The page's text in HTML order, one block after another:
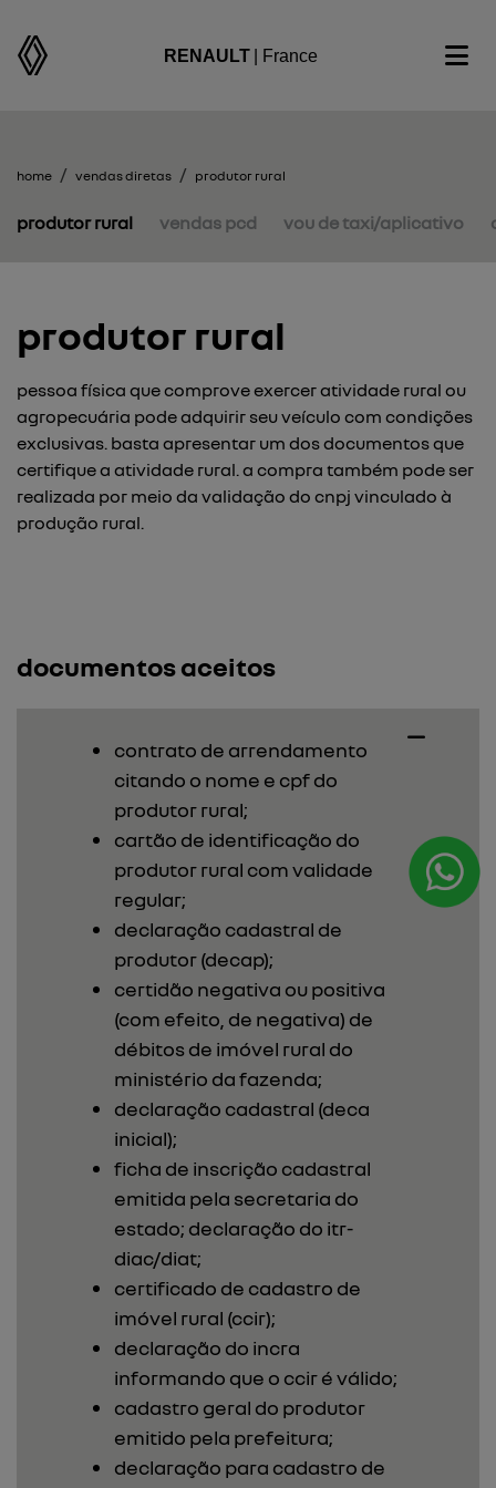
RENAULT | France
home vendas diretas produtor rural
vendas pcd vou de taxi/aplicativo
produtor rural
produtor rural
pessoa física que comprove exercer atividade rural ou
agropecuária pode adquirir seu veículo com condições
exclusivas. basta apresentar um dos documentos que
certifique a atividade rural. a compra também pode ser
realizada por meio da validação do cnpj vinculado à
produção rural.
documentos aceitos
contrato de arrendamento
citando o nome e cpf do
produtor rural;
cartão de identificação do
produtor rural com validade
regular;
declaração cadastral de
produtor (decap);
certidão negativa ou positiva
(com efeito, de negativa) de
débitos de imóvel rural do
ministério da fazenda;
declaração cadastral (deca
inicial);
ficha de inscrição cadastral
emitida pela secretaria do
estado; declaração do itr-
diac/diat;
certificado de cadastro de
imóvel rural (ccir);
declaração do incra
informando que o ccir é válido;
cadastro geral do produtor
emitido pela prefeitura;
declaração para cadastro de